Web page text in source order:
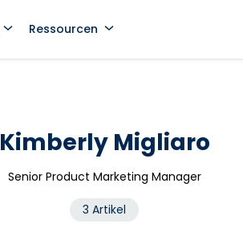
Ressourcen
Kimberly Migliaro
Senior Product Marketing Manager
3 Artikel